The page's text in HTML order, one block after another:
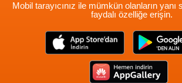
Mobil tarayıcınız ile mümkün olanların yanı
faydalı özelliğe erişin.